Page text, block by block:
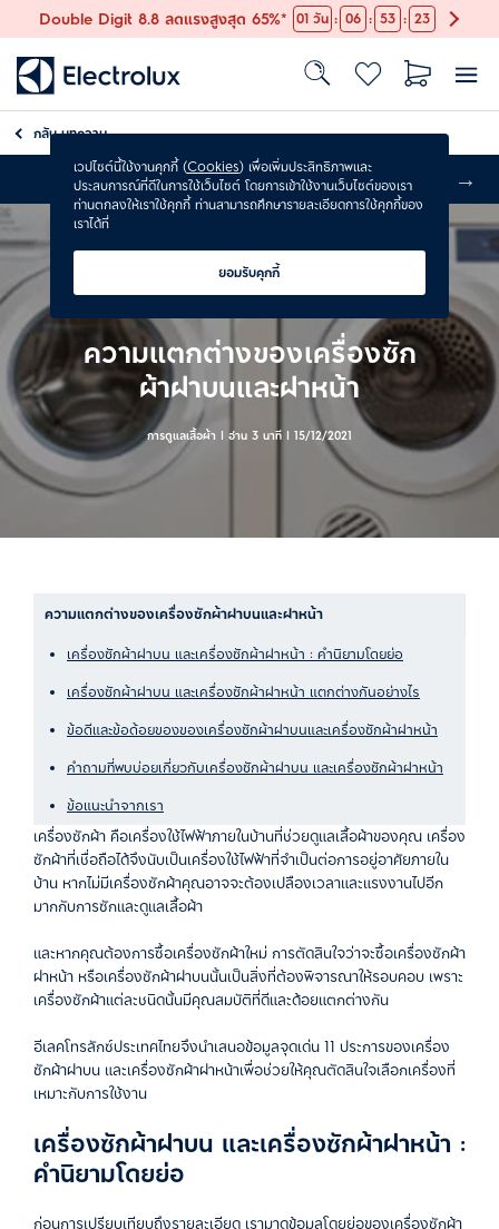
Double Digit 8.8 ลดแรงสูงสุด 65%* 01 วัน : 06 : 53 : 22
กลับบทความ
ส่งฟรี
ความแตกต่างของเครื่องซัก
ผ้าฝาบนและฝาหน้า
การดูแลเสื้อผ้า | อ่าน 3 นาที | 15/12/2021
ความแตกต่างของเครื่องซักผ้าฝาบนและฝาหน้า
เครื่องซักผ้าฝาบน และเครื่องซักผ้าฝาหน้า : คำนิยามโดยย่อ
เครื่องซักผ้าฝาบน และเครื่องซักผ้าฝาหน้า แตกต่างกันอย่างไร
ข้อดีและข้อด้อยของของเครื่องซักผ้าฝาบนและเครื่องซักผ้าฝาหน้า
คำถามที่พบบ่อยเกี่ยวกับเครื่องซักผ้าฝาบน และเครื่องซักผ้าฝาหน้า
ข้อแนะนำจากเรา
เครื่องซักผ้า คือเครื่องใช้ไฟฟ้าภายในบ้านที่ช่วยดูแลเสื้อผ้าของคุณ เครื่อง
ซักผ้าที่เชื่อถือได้จึงนับเป็นเครื่องใช้ไฟฟ้าที่จำเป็นต่อการอยู่อาศัยภายใน
บ้าน หากไม่มีเครื่องซักผ้าคุณอาจจะต้องเปลืองเวลาและแรงงานไปอีก
มากกับการซักและดูแลเสื้อผ้า
และหากคุณต้องการซื้อเครื่องซักผ้าใหม่ การตัดสินใจว่าจะซื้อเครื่องซักผ้า
ฝาหน้า หรือเครื่องซักผ้าฝาบนนั้นเป็นสิ่งที่ต้องพิจารณาให้รอบคอบ เพราะ
เครื่องซักผ้าแต่ละชนิดนั้นมีคุณสมบัติที่ดีและด้อยแตกต่างกัน
อีเลคโทรลักซ์ประเทศไทยจึงนำเสนอข้อมูลจุดเด่น 11 ประการของเครื่อง
ซักผ้าฝาบน และเครื่องซักผ้าฝาหน้าเพื่อช่วยให้คุณตัดสินใจเลือกเครื่องที่
เหมาะกับการใช้งาน
เครื่องซักผ้าฝาบน และเครื่องซักผ้าฝาหน้า :
คำนิยามโดยย่อ
ก่อนการเปรียบเทียบถึงรายละเอียด เรามาดูข้อมูลโดยย่อของเครื่องซักผ้า
เวปไซต์นี้ใช้งานคุกกี้ (Cookies) เพื่อเพิ่มประสิทธิภาพและ
ประสบการณ์ที่ดีในการใช้เว็บไซต์ โดยการเข้าใช้งานเว็บไซต์ของเรา
ท่านตกลงให้เราใช้คุกกี้ ท่านสามารถศึกษารายละเอียดการใช้คุกกี้ของ
เราได้ที่
ยอมรับคุกกี้